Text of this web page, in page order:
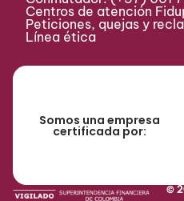
Centros de atención
Peticiones, quejas y
Línea ética
Somos una empresa
certificada por:
©